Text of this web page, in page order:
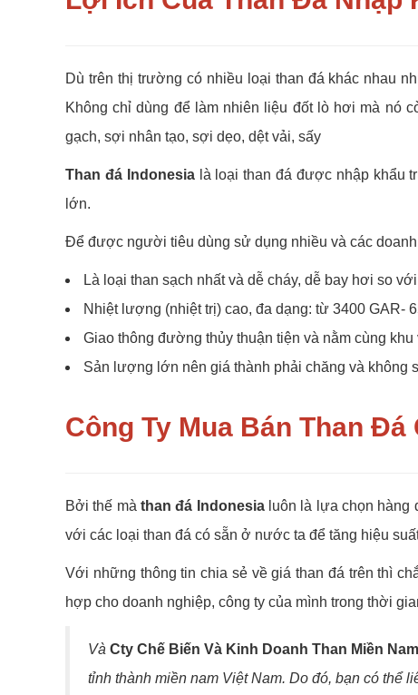
Dù trên thị trường có nhiều loại than đá khác nhau
Không chỉ dùng để làm nhiên liệu đốt lò hơi mà nó
gạch, sợi nhân tạo, sợi dẹo, dệt vải, sấy
Than đá Indonesialà loại than đá được nhập khẩu
lớn.
Để được người tiêu dùng sử dụng nhiều và các
Là loại than sạch nhất và dễ cháy, dễ bay hơi so
Nhiệt lượng (nhiệt trị) cao, đa dạng: từ 3400 GAR-
Giao thông đường thủy thuận tiện và nằm cùng
Sản lượng lớn nên giá thành phải chăng và không
Công Ty Mua Bán Than Đá
Bởi thế mà than đá Indonesialuôn là lựa chọn hàng
với các loại than đá có sẵn ở nước ta để tăng hiệu
Với những thông tin chia sẻ về giá than đá trên thì
hợp cho doanh nghiệp, công ty của mình trong thời
Và Cty Chế Biến Và Kinh Doanh Than Miền Nam
tỉnh thành miền nam Việt Nam. Do đó, bạn có thể